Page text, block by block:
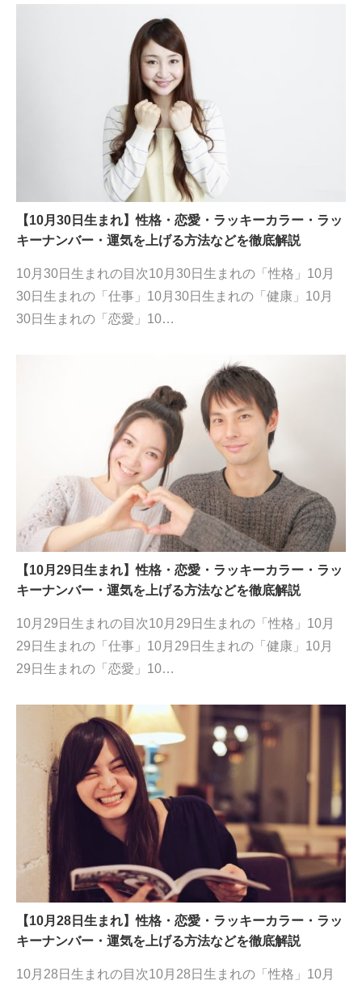
【10月30日生まれ】性格・恋愛・ラッキーカラー・ラッ
キーナンバー・運気を上げる方法などを徹底解説
10月30日生まれの目次10月30日生まれの「性格」10月
30日生まれの「仕事」10月30日生まれの「健康」10月
30日生まれの「恋愛」10…
【10月29日生まれ】性格・恋愛・ラッキーカラー・ラッ
キーナンバー・運気を上げる方法などを徹底解説
10月29日生まれの目次10月29日生まれの「性格」10月
29日生まれの「仕事」10月29日生まれの「健康」10月
29日生まれの「恋愛」10…
【10月28日生まれ】性格・恋愛・ラッキーカラー・ラッ
キーナンバー・運気を上げる方法などを徹底解説
10月28日生まれの目次10月28日生まれの「性格」10月